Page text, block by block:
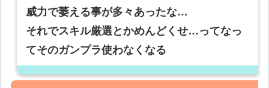
威力で萎える事が多々あったな…
それでスキル厳選とかめんどくせ…ってなっ
てそのガンプラ使わなくなる